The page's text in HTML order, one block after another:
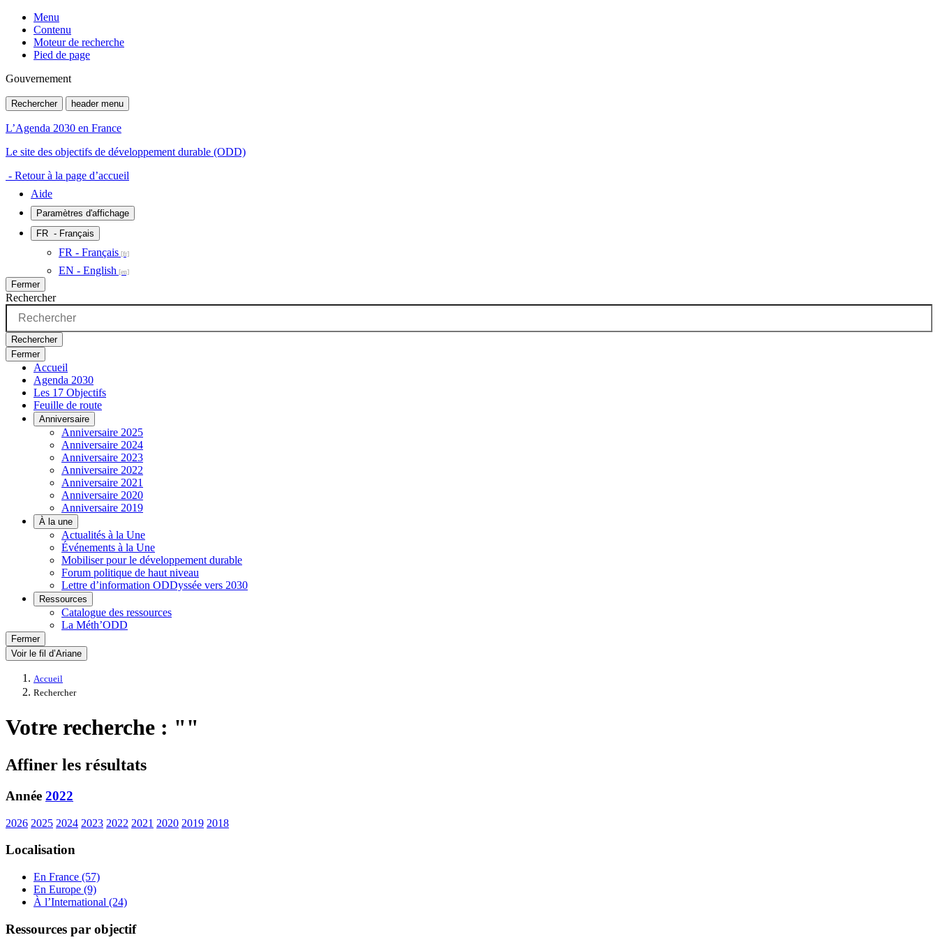
Menu
Contenu
Moteur de recherche
Pied de page
Gouvernement
Rechercher header menu
L’Agenda 2030 en France
Le site des objectifs de développement durable (ODD)
- Retour à la page d’accueil
Aide
Paramètres d'affichage
FR - Français
FR - Français
EN - English
Fermer
Rechercher
Rechercher
Fermer
Accueil
Agenda 2030
Les 17 Objectifs
Feuille de route
Anniversaire
Anniversaire 2025
Anniversaire 2024
Anniversaire 2023
Anniversaire 2022
Anniversaire 2021
Anniversaire 2020
Anniversaire 2019
À la une
Actualités à la Une
Événements à la Une
Mobiliser pour le développement durable
Forum politique de haut niveau
Lettre d’information ODDyssée vers 2030
Ressources
Catalogue des ressources
La Méth’ODD
Fermer
Voir le fil d’Ariane
Accueil
Rechercher
Votre recherche : ""
Affiner les résultats
Année 2022
2026 2025 2024 2023 2022 2021 2020 2019 2018
Localisation
En France (57)
En Europe (9)
À l’International (24)
Ressources par objectif